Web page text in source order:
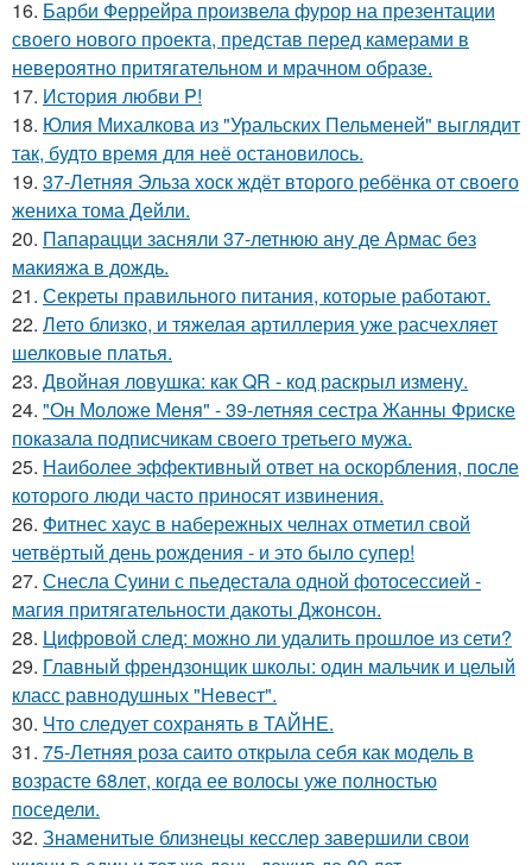
16. Барби Феррейра произвела фурор на презентации
своего нового проекта, представ перед камерами в
невероятно притягательном и мрачном образе.
17. История любви P!
18. Юлия Михалкова из "Уральских Пельменей" выглядит
так, будто время для неё остановилось.
19. 37-Летняя Эльза хоск ждёт второго ребёнка от своего
жениха тома Дейли.
20. Папарацци засняли 37-летнюю ану де Армас без
макияжа в дождь.
21. Секреты правильного питания, которые работают.
22. Лето близко, и тяжелая артиллерия уже расчехляет
шелковые платья.
23. Двойная ловушка: как QR - код раскрыл измену.
24. "Он Моложе Меня" - 39-летняя сестра Жанны Фриске
показала подписчикам своего третьего мужа.
25. Наиболее эффективный ответ на оскорбления, после
которого люди часто приносят извинения.
26. Фитнес хаус в набережных челнах отметил свой
четвёртый день рождения - и это было супер!
27. Снесла Суини с пьедестала одной фотосессией -
магия притягательности дакоты Джонсон.
28. Цифровой след: можно ли удалить прошлое из сети?
29. Главный френдзонщик школы: один мальчик и целый
класс равнодушных "Невест".
30. Что следует сохранять в ТАЙНЕ.
31. 75-Летняя роза саито открыла себя как модель в
возрасте 68лет, когда ее волосы уже полностью
поседели.
32. Знаменитые близнецы кесслер завершили свои